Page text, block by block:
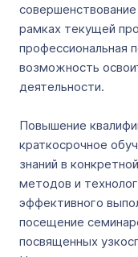
рамках текущей
профессиональная
возможность
деятельности.
Повышение
краткосрочное
знаний в
методов и
эффективного
посещение
посвященных